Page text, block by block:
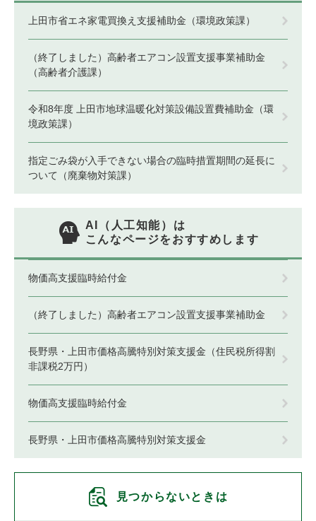
上田市省エネ家電買換え支援補助金（環境政策課）
（終了しました）高齢者エアコン設置支援事業補助金
（高齢者介護課）
令和8年度 上田市地球温暖化対策設備設置費補助金（環
境政策課）
指定ごみ袋が入手できない場合の臨時措置期間の延長に
ついて（廃棄物対策課）
AI（人工知能）は
こんなページをおすすめします
物価高支援臨時給付金
（終了しました）高齢者エアコン設置支援事業補助金
長野県・上田市価格高騰特別対策支援金（住民税所得割
非課税2万円）
物価高支援臨時給付金
長野県・上田市価格高騰特別対策支援金
見つからないときは